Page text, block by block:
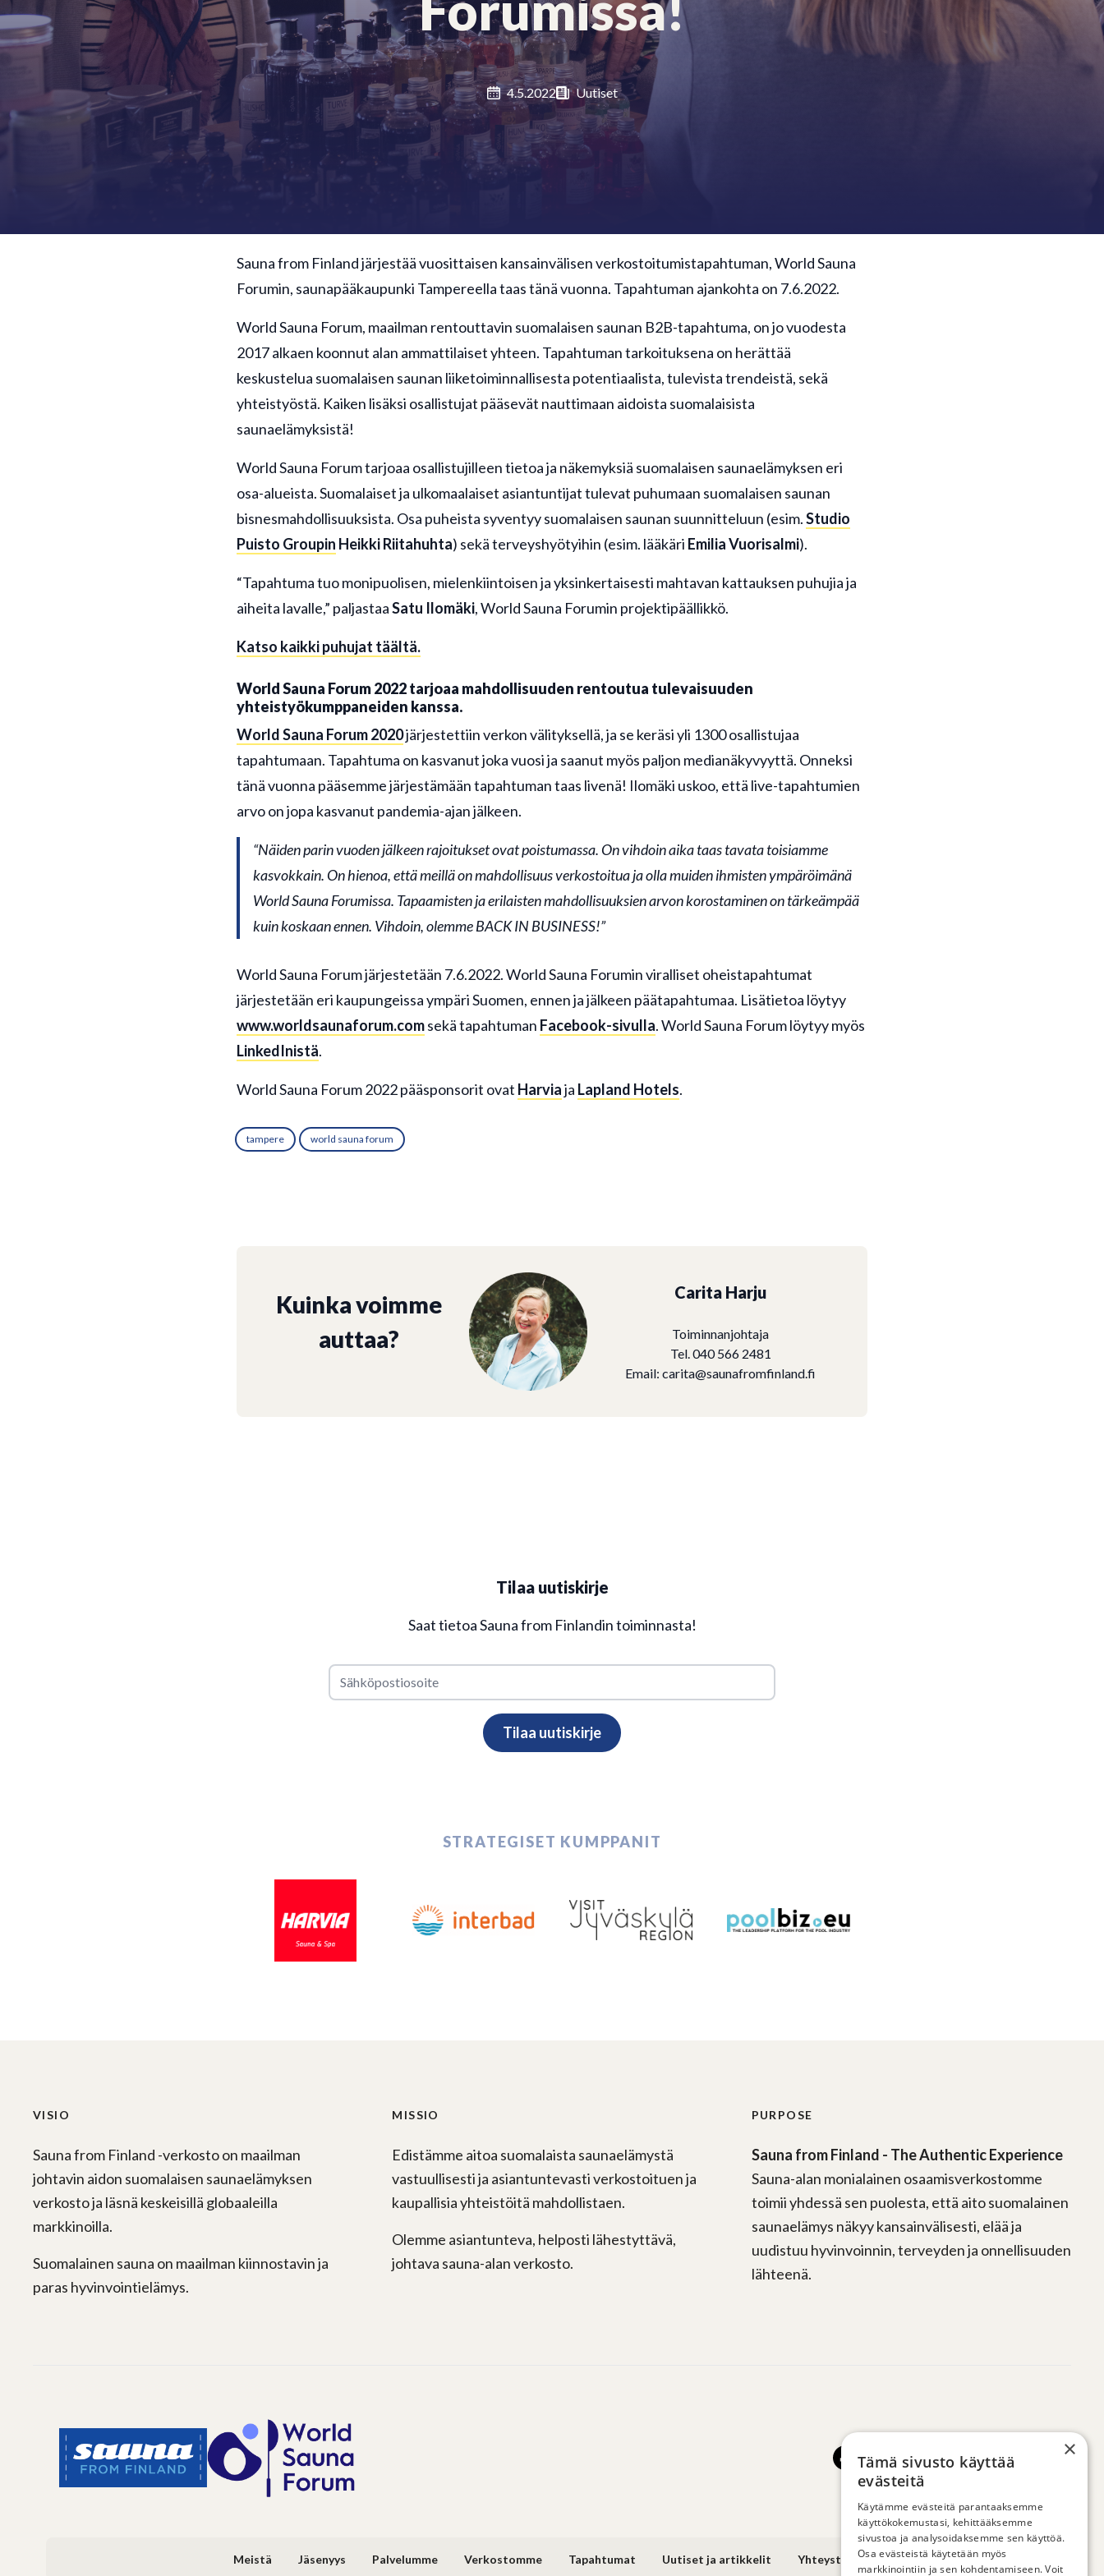
4.5.2022 Uutiset
Sauna from Finland järjestää vuosittaisen kansainvälisen verkostoitumistapahtuman, World Sauna
Forumin, saunapääkaupunki Tampereella taas tänä vuonna. Tapahtuman ajankohta on 7.6.2022.
World Sauna Forum, maailman rentouttavin suomalaisen saunan B2B-tapahtuma, on jo vuodesta
2017 alkaen koonnut alan ammattilaiset yhteen. Tapahtuman tarkoituksena on herättää
keskustelua suomalaisen saunan liiketoiminnallisesta potentiaalista, tulevista trendeistä, sekä
yhteistyöstä. Kaiken lisäksi osallistujat pääsevät nauttimaan aidoista suomalaisista
saunaelämyksistä!
World Sauna Forum tarjoaa osallistujilleen tietoa ja näkemyksiä suomalaisen saunaelämyksen eri
osa-alueista. Suomalaiset ja ulkomaalaiset asiantuntijat tulevat puhumaan suomalaisen saunan
bisnesmahdollisuuksista. Osa puheista syventyy suomalaisen saunan suunnitteluun (esim.Studio
Puisto Groupin Heikki Riitahuhta) sekä terveyshyötyihin (esim. lääkäri Emilia Vuorisalmi).
“Tapahtuma tuo monipuolisen, mielenkiintoisen ja yksinkertaisesti mahtavan kattauksen puhujia ja
aiheita lavalle,” paljastaaSatu Ilomäki, World Sauna Forumin projektipäällikkö.
Katso kaikki puhujat täältä.
World Sauna Forum 2022 tarjoaa mahdollisuuden rentoutua tulevaisuuden
yhteistyökumppaneiden kanssa.
World Sauna Forum 2020järjestettiin verkon välityksellä, ja se keräsi yli 1300 osallistujaa
tapahtumaan. Tapahtuma on kasvanut joka vuosi ja saanut myös paljon medianäkyvyyttä. Onneksi
tänä vuonna pääsemme järjestämään tapahtuman taas livenä! Ilomäki uskoo, että live-tapahtumien
arvo on jopa kasvanut pandemia-ajan jälkeen.
“Näiden parin vuoden jälkeen rajoitukset ovat poistumassa. On vihdoin aika taas tavata toisiamme
kasvokkain. On hienoa, että meillä on mahdollisuus verkostoitua ja olla muiden ihmisten ympäröimänä
World Sauna Forumissa. Tapaamisten ja erilaisten mahdollisuuksien arvon korostaminen on tärkeämpää
kuin koskaan ennen. Vihdoin, olemme BACK IN BUSINESS!”
World Sauna Forum järjestetään 7.6.2022. World Sauna Forumin viralliset oheistapahtumat
järjestetään eri kaupungeissa ympäri Suomen, ennen ja jälkeen päätapahtumaa. Lisätietoa löytyy
www.worldsaunaforum.comsekä tapahtuman Facebook-sivulla. World Sauna Forum löytyy myös
LinkedInistä.
World Sauna Forum 2022 pääsponsorit ovat Harviaja Lapland Hotels.
tampere world sauna forum
Kuinka voimme
auttaa?
Carita Harju
Toiminnanjohtaja
Tel. 040 566 2481
Email:carita@saunafromfinland.fi
Tilaa uutiskirje
Saat tietoa Sauna from Finlandin toiminnasta!
STRATEGISET KUMPPANIT
VISIO
Sauna from Finland -verkosto on maailman
johtavin aidon suomalaisen saunaelämyksen
verkosto ja läsnä keskeisillä globaaleilla
markkinoilla.
Suomalainen sauna on maailman kiinnostavin ja
paras hyvinvointielämys.
MISSIO
Edistämme aitoa suomalaista saunaelämystä
vastuullisesti ja asiantuntevasti verkostoituen ja
kaupallisia yhteistöitä mahdollistaen.
Olemme asiantunteva, helposti lähestyttävä,
johtava sauna-alan verkosto.
PURPOSE
Sauna from Finland - The Authentic Experience
Sauna-alan monialainen osaamisverkostomme
toimii yhdessä sen puolesta, että aito suomalainen
saunaelämys näkyy kansainvälisesti, elää ja
uudistuu hyvinvoinnin, terveyden ja onnellisuuden
lähteenä.
Meistä Jäsenyys Palvelumme Verkostomme Tapahtumat Uutiset ja artikkelit Yhteystiedot
×
Tämä sivusto käyttää
evästeitä
Käytämme evästeitä parantaaksemme
käyttökokemustasi, kehittääksemme
sivustoa ja analysoidaksemme sen käyttöä.
Osa evästeistä käytetään myös
markkinointiin ja sen kohdentamiseen. Voit